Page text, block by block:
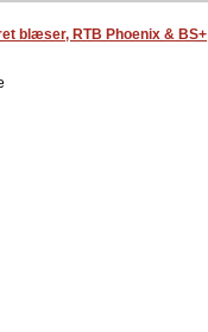
blæser, RTB Phoenix & BS+